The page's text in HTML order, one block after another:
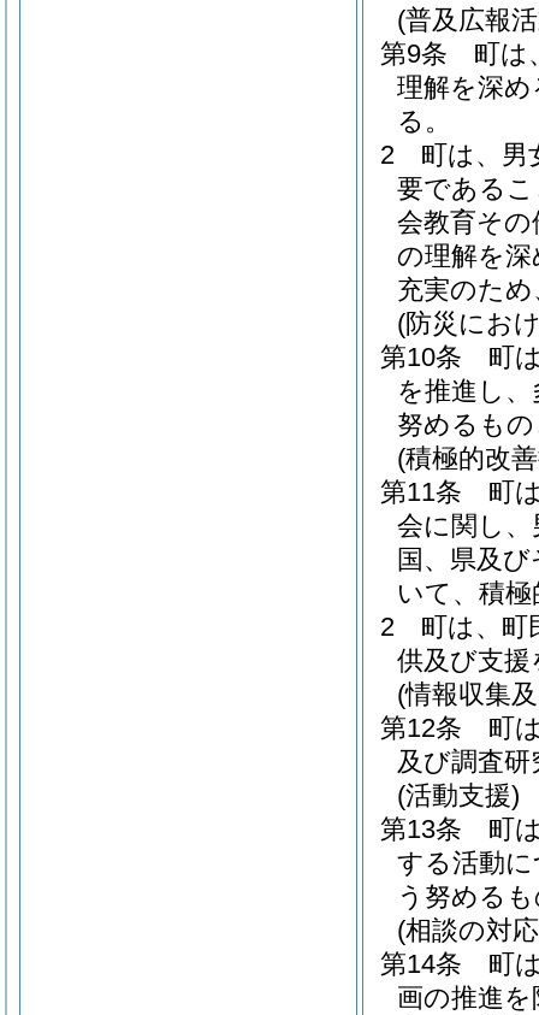
(普及広報
第9条
町は
理解を深
る。
2
町は、男
要である
会教育そ
の理解を
充実のた
(防災にお
第10条
町
を推進し
努めるも
(積極的改
第11条
町
会に関し
国、県及
いて、積
2
町は、町
供及び支
(情報収集
第12条
町
及び調査
(活動支援)
第13条
町
する活動
う努める
(相談の対
第14条
町
画の推進